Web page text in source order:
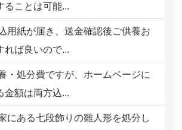
東京都の方からお申込み
にしていたお人形をきちんと供養
の頃から可愛がってきた七段飾り
様の声を読み、丁寧に供養してい
ることは可能...
用紙が届き、送金確認後ご供養お
れば良いので...
・処分費ですが、ホームページに
金額は両方込...
にある七段飾りの雛人形を処分し